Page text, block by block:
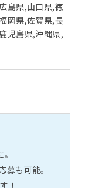
島県,山口県,徳
岡県,佐賀県,長
児島県,沖縄県,
も可能。
！